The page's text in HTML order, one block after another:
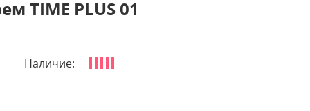
TIME PLUS 01
Наличие: